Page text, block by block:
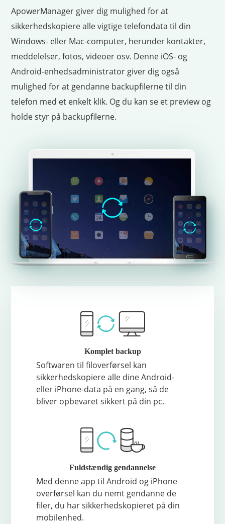
ApowerManager giver dig mulighed for at
sikkerhedskopiere alle vigtige telefondata til din
Windows- eller Mac-computer, herunder kontakter,
meddelelser, fotos, videoer osv. Denne iOS- og
Android-enhedsadministrator giver dig også
mulighed for at gendanne backupfilerne til din
telefon med et enkelt klik. Og du kan se et preview og
holde styr på backupfilerne.
Komplet backup
Softwaren til filoverførsel kan
sikkerhedskopiere alle dine Android-
eller iPhone-data på en gang, så de
bliver opbevaret sikkert på din pc.
Fuldstændig gendannelse
Med denne app til Android og iPhone
overførsel kan du nemt gendanne de
filer, du har sikkerhedskopieret på din
mobilenhed.